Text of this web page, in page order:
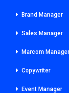
Brand Manager
Sales Manager
Marcom Manager
Copywriter
Event Manager